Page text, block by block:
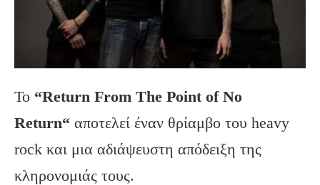
Το “Return From The PointofNo
Return“ αποτελεί έναν θρίαμβο του heavy
rock και μια αδιάψευστη απόδειξη της
κληρονομιάς τους.